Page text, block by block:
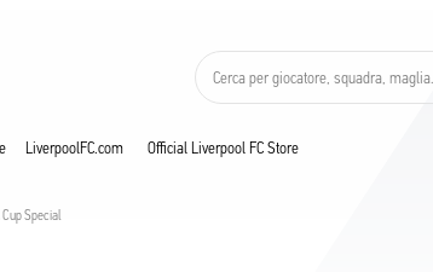
Cerca per giocatore, squadra, maglia...
LiverpoolFC.com Official Liverpool FC Store
Special